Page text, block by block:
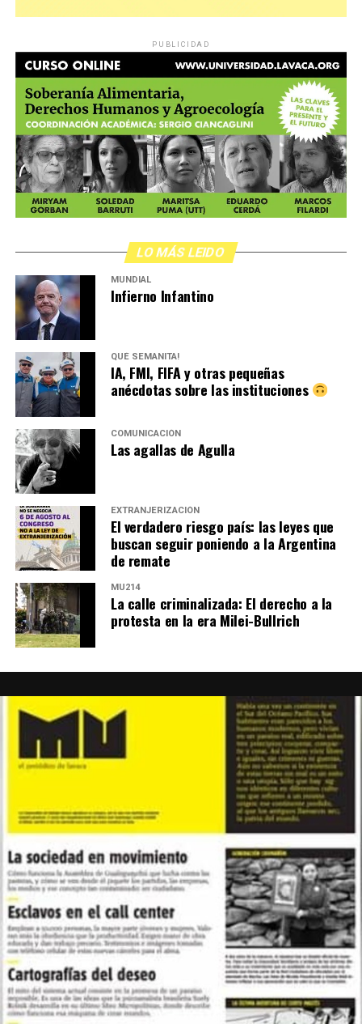
PUBLICIDAD
LO MÁS LEIDO
MUNDIAL
Infierno Infantino
QUÉ SEMANITA!
IA, FMI, FIFA y otras pequeñas
anécdotas sobre las instituciones
COMUNICACIÓN
Las agallas de Agulla
EXTRANJERIZACIÓN
El verdadero riesgo país: las leyes que
buscan seguir poniendo a la Argentina
de remate
MU214
La calle criminalizada: El derecho a la
protesta en la era Milei-Bullrich